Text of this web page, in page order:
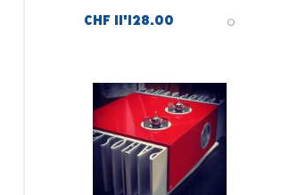
asymétrique, 1 XRL symétrique
Pre out stéréo XLR symétrique,
Padouk Wood
CHF 11'128.00